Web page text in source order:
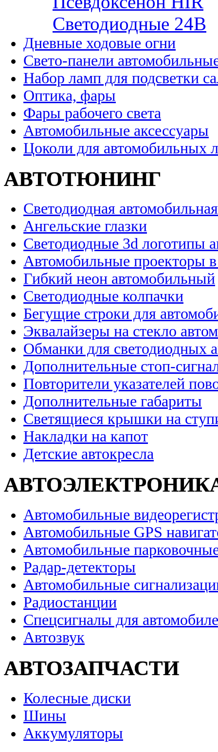
Cветодиодные 24B
Дневные ходовые огни
Свето-панели
Набор ламп для подсветки
Оптика, фары
Фары рабочего света
Автомобильные аксессуары
Цоколи для автомобильных
АВТОТЮНИНГ
Светодиодная
Ангельские глазки
Светодиодные 3d логотипы
Автомобильные проекторы
Гибкий неон автомобильный
Светодиодные колпачки
Бегущие строки для
Эквалайзеры на стекло
Обманки для светодиодных
Дополнительные стоп-
Повторители указателей
Дополнительные габариты
Светящиеся крышки на
Накладки на капот
Детские автокресла
Автомобильные
Автомобильные GPS
Автомобильные
Радар-детекторы
Автомобильные
Радиостанции
Спецсигналы для
Автозвук
АВТОЗАПЧАСТИ
Колесные диски
Шины
Аккумуляторы